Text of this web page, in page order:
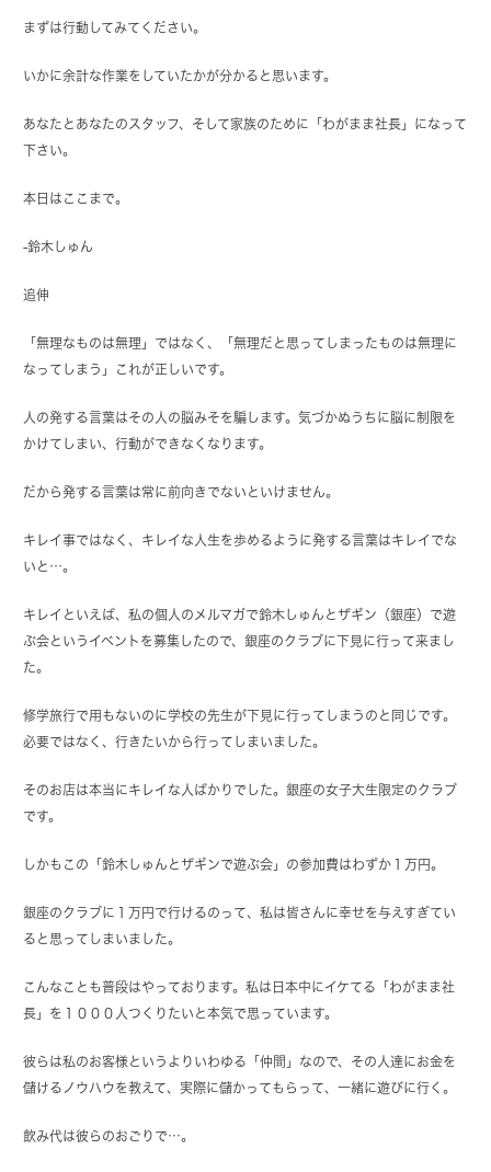
まずは行動してみてください。
いかに余計な作業をしていたかが分かると思います。
あなたとあなたのスタッフ、そして家族のために「わがまま社長」になって
下さい。
本日はここまで。
-鈴木しゅん
追伸
「無理なものは無理」ではなく、「無理だと思ってしまったものは無理に
なってしまう」これが正しいです。
人の発する言葉はその人の脳みそを騙します。気づかぬうちに脳に制限を
かけてしまい、行動ができなくなります。
だから発する言葉は常に前向きでないといけません。
キレイ事ではなく、キレイな人生を歩めるように発する言葉はキレイでな
いと…。
キレイといえば、私の個人のメルマガで鈴木しゅんとザギン（銀座）で遊
ぶ会というイベントを募集したので、銀座のクラブに下見に行って来まし
た。
修学旅行で用もないのに学校の先生が下見に行ってしまうのと同じです。
必要ではなく、行きたいから行ってしまいました。
そのお店は本当にキレイな人ばかりでした。銀座の女子大生限定のクラブ
です。
しかもこの「鈴木しゅんとザギンで遊ぶ会」の参加費はわずか１万円。
銀座のクラブに１万円で行けるのって、私は皆さんに幸せを与えすぎてい
ると思ってしまいました。
こんなことも普段はやっております。私は日本中にイケてる「わがまま社
長」を１０００人つくりたいと本気で思っています。
彼らは私のお客様というよりいわゆる「仲間」なので、その人達にお金を
儲けるノウハウを教えて、実際に儲かってもらって、一緒に遊びに行く。
飲み代は彼らのおごりで…。